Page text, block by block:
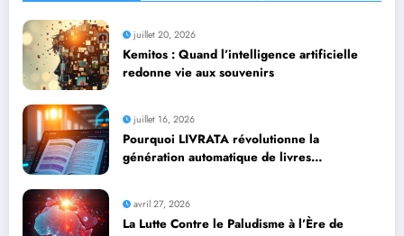
juillet 20, 2026
Kemitos : Quand l’intelligence artificielle
redonne vie aux souvenirs
juillet 16, 2026
Pourquoi LIVRATA révolutionne la
génération automatique de livres
avril 27, 2026
La Lutte Contre le Paludisme à l’Ère de